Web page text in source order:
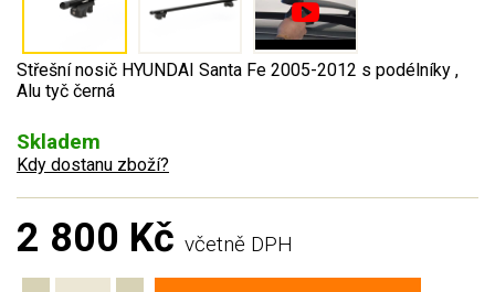
Střešní nosič HYUNDAI Santa Fe 2005-2012 s podélníky ,
Alu tyč černá
Skladem
Kdy dostanu zboží?
2 800 Kč včetně DPH